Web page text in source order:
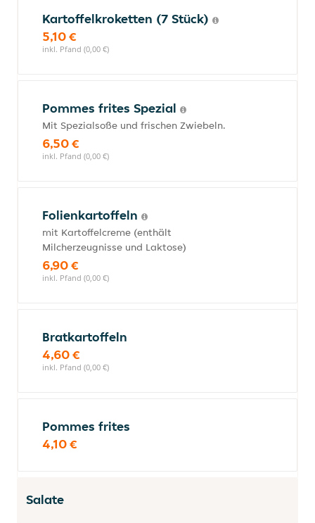
Kartoffelkroketten (7 Stück)
5,10 €
inkl. Pfand (0,00 €)
Pommes frites Spezial
Mit Spezialsoße und frischen Zwiebeln.
6,50 €
inkl. Pfand (0,00 €)
Folienkartoffeln
mit Kartoffelcreme (enthält
Milcherzeugnisse und Laktose)
6,90 €
inkl. Pfand (0,00 €)
Bratkartoffeln
4,60 €
inkl. Pfand (0,00 €)
Pommes frites
4,10 €
Salate